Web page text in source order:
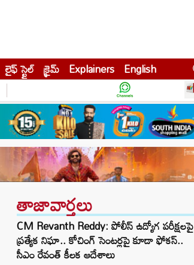
లైఫ్ స్టైల్ క్రైమ్ Explainers English
తాజావార్తలు
CM Revanth Reddy: పోలీస్ ఉద్యోగ పరీక్షలపై
ప్రత్యేక నిఘా.. కోచింగ్ సెంటర్లపై కూడా ఫోకస్..
సీఎం రేవంత్ కీలక ఆదేశాలు